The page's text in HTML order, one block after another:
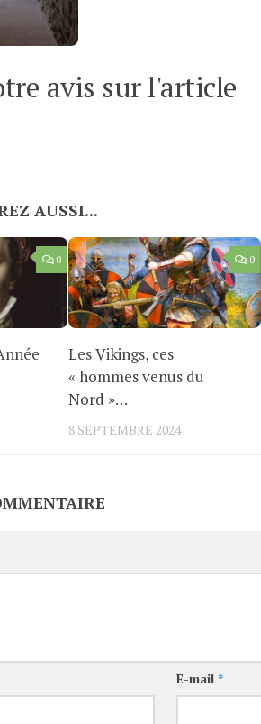
avis sur l'article
AUSSI...
0 0
Les Vikings, ces
« hommes venus du
Nord »…
8 SEPTEMBRE 2024
E-mail *